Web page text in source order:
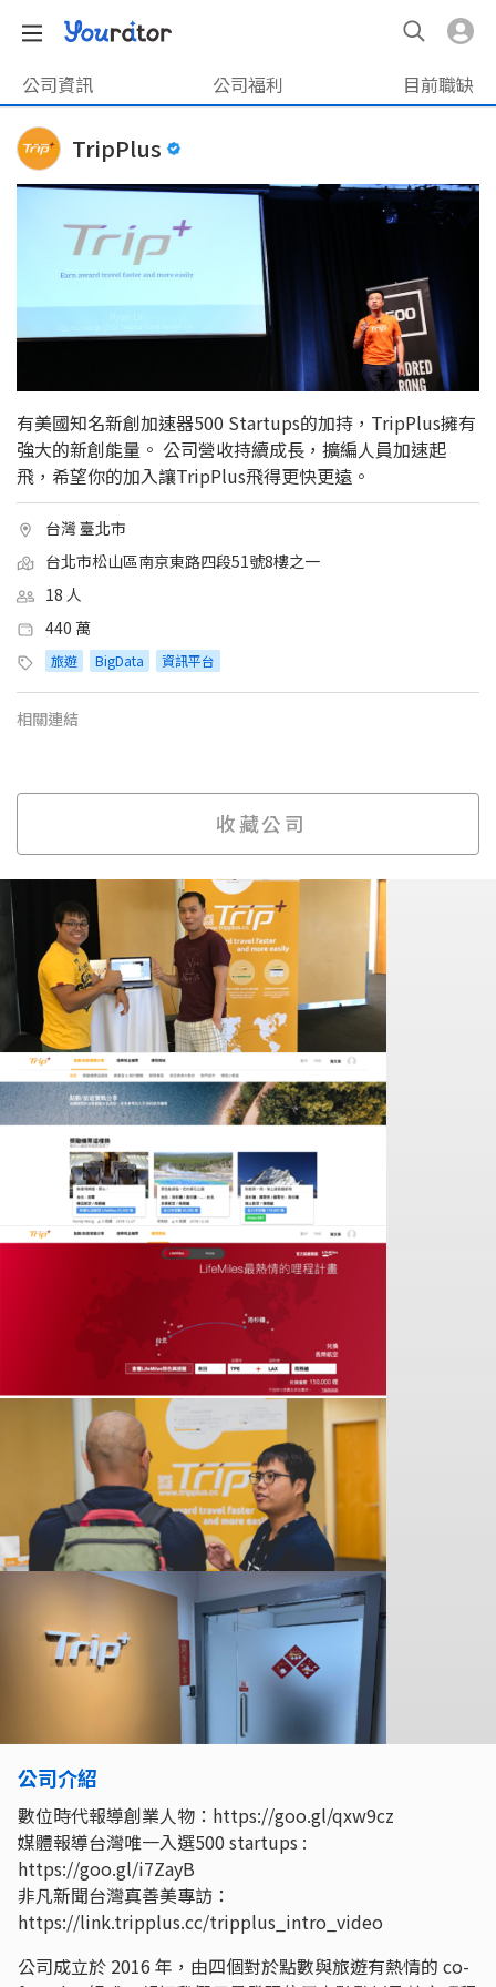
公司資訊 公司福利 目前職缺
TripPlus
有美國知名新創加速器500 Startups的加持，TripPlus擁有
強大的新創能量。 公司營收持續成長，擴編人員加速起
飛，希望你的加入讓TripPlus飛得更快更遠。
台灣 臺北市
台北市松山區南京東路四段51號8樓之一
18 人
440 萬
旅遊 BigData 資訊平台
相關連結
收藏公司
公司介紹
數位時代報導創業人物：https://goo.gl/qxw9cz
媒體報導台灣唯一入選500 startups :
https://goo.gl/i7ZayB
非凡新聞台灣真善美專訪：
https://link.tripplus.cc/tripplus_intro_video
公司成立於 2016 年，由四個對於點數與旅遊有熱情的 co-